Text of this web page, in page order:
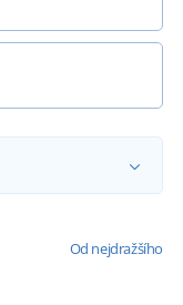
Od nejdražšího